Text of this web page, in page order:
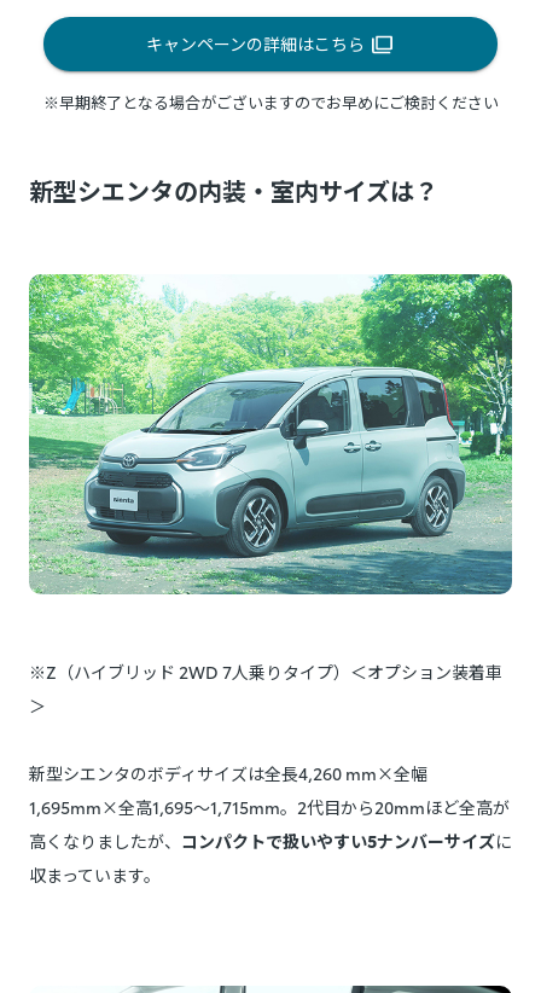
キャンペーンの詳細はこちら
※早期終了となる場合がございますのでお早めにご検討ください
新型シエンタの内装・室内サイズは？
※Z（ハイブリッド 2WD 7人乗りタイプ）＜オプション装着車
＞
新型シエンタのボディサイズは全長4,260 mm×全幅
1,695mm×全高1,695～1,715mm。2代目から20mmほど全高が
高くなりましたが、 コンパクトで扱いやすい5ナンバーサイズに
収まっています。